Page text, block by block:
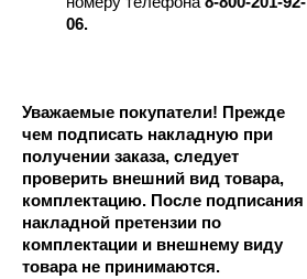
06.
Уважаемые покупатели! Прежде
чем подписать накладную при
получении заказа, следует
проверить внешний вид товара,
комплектацию. После подписания
накладной претензии по
комплектации и внешнему виду
товара не принимаются.